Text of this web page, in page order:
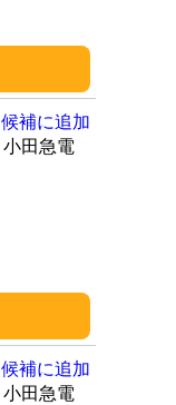
小田急電
候補に追加
小田急電
候補に追加